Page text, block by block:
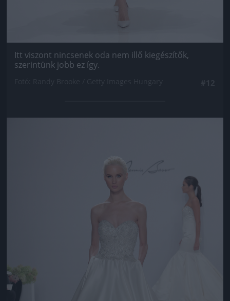
Itt viszont nincsenek oda nem illő kiegészítők,
szerintünk jobb ez így.